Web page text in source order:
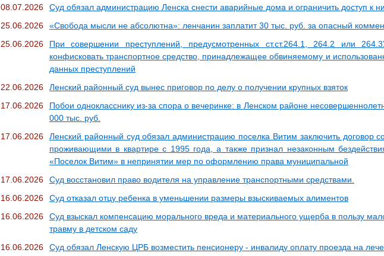
08.07.2026
Суд обязал администрацию Ленска снести аварийные дома и ограничить доступ к
25.06.2026
«Свобода мысли не абсолютна»: ленчанин заплатит 30 тыс. руб. за опасный
25.06.2026
При совершении преступлений, предусмотренных ст.ст.264.1, 264.2 или
конфисковать транспортное средство, принадлежащее обвиняемому и
данных преступлений
22.06.2026
Ленский районный суд вынес приговор по делу о получении крупных взяток
17.06.2026
Побои однокласснику из-за спора о вечеринке: в Ленском районе
000 тыс. руб.
17.06.2026
Ленский районный суд обязал администрацию поселка Витим заключить договор
проживающими в квартире с 1995 года, а также признал незаконным
«Поселок Витим» в непринятии мер по оформлению права муниципальной
17.06.2026
Суд восстановил право водителя на управление транспортными средствами.
16.06.2026
Суд отказал отцу ребенка в уменьшении размеры взыскиваемых алиментов
16.06.2026
Суд взыскал компенсацию морального вреда и материального ущерба в пользу
травму в детском саду
16.06.2026
Суд обязал Ленскую ЦРБ возместить пенсионеру - инвалиду оплату проезда на